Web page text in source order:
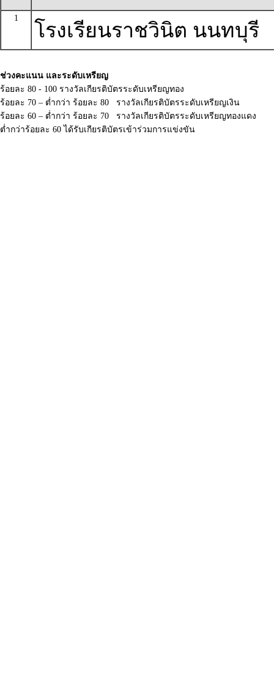
1
โรงเรียนราชวินิต นนทบุรี
ช่วงคะแนน และระดับเหรียญ
ร้อยละ 80 - 100 รางวัลเกียรติบัตรระดับเหรียญทอง
ร้อยละ 70 – ต่ำกว่า ร้อยละ 80 รางวัลเกียรติบัตรระดับเหรียญเงิน
ร้อยละ 60 – ต่ำกว่า ร้อยละ 70 รางวัลเกียรติบัตรระดับเหรียญทองแดง
ต่ำกว่าร้อยละ 60 ได้รับเกียรติบัตรเข้าร่วมการแข่งขัน